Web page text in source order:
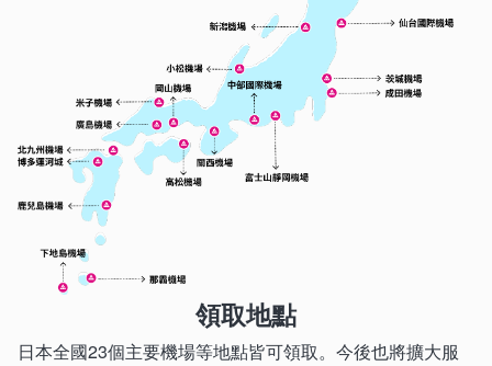
領取地點
日本全國23個主要機場等地點皆可領取。今後也將擴大服